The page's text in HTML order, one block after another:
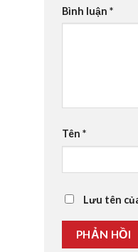
Bình luận *
Tên *
Lưu tên